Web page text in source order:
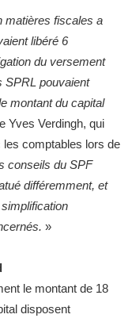
matières fiscales a
libéré 6
du versement
SPRL pouvaient
montant du capital
Yves Verdingh, qui
les comptables lors de
conseils du SPF
différemment, et
»
le montant de 18
disposent